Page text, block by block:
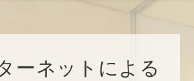
ーネットによる